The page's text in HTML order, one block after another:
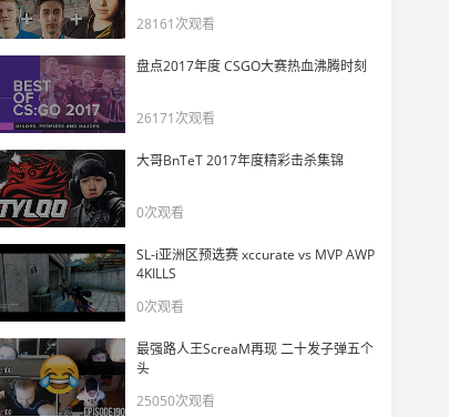
小辣条打瓦被问叔叔和哥哥那个厉害？
《GO巴》改编泥巴
带你看看不一样的“瓦学弟”
G0学长这3招也太狠了吧？
28161次观看
盘点2017年度 CSGO大赛热血沸腾时刻
26171次观看
大哥BnTeT 2017年度精彩击杀集锦
0次观看
SL-i亚洲区预选赛 xccurate vs MVP AWP
4KILLS
0次观看
最强路人王ScreaM再现 二十发子弹五个
头
25050次观看